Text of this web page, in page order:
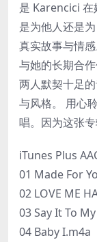
是 Karencici 在
是为他人还是
真实故事与情
与她的长期合
两人默契十足
与风格。 用心
唱。因为这张
iTunes Plus
01 Made For
02 LOVE ME
03 Say It To
04 Baby I.m4a